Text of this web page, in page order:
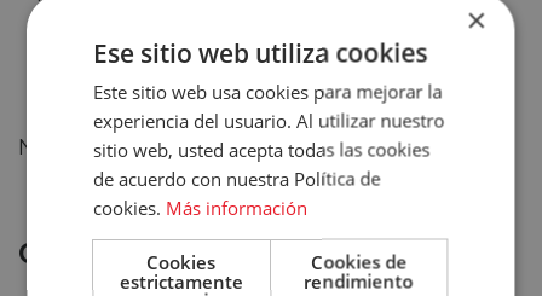
Accece
Tu
Cuenta
Email
Volver atrás
No hay posts relacionados
Recursos
Categorías de Gestión Hostelera
×
Ese sitio web utiliza cookies
Este sitio web usa cookies para mejorar la
experiencia del usuario. Al utilizar nuestro
sitio web, usted acepta todas las cookies
de acuerdo con nuestra Política de
cookies. Más información
Cookies
estrictamente
Cookies de
rendimiento